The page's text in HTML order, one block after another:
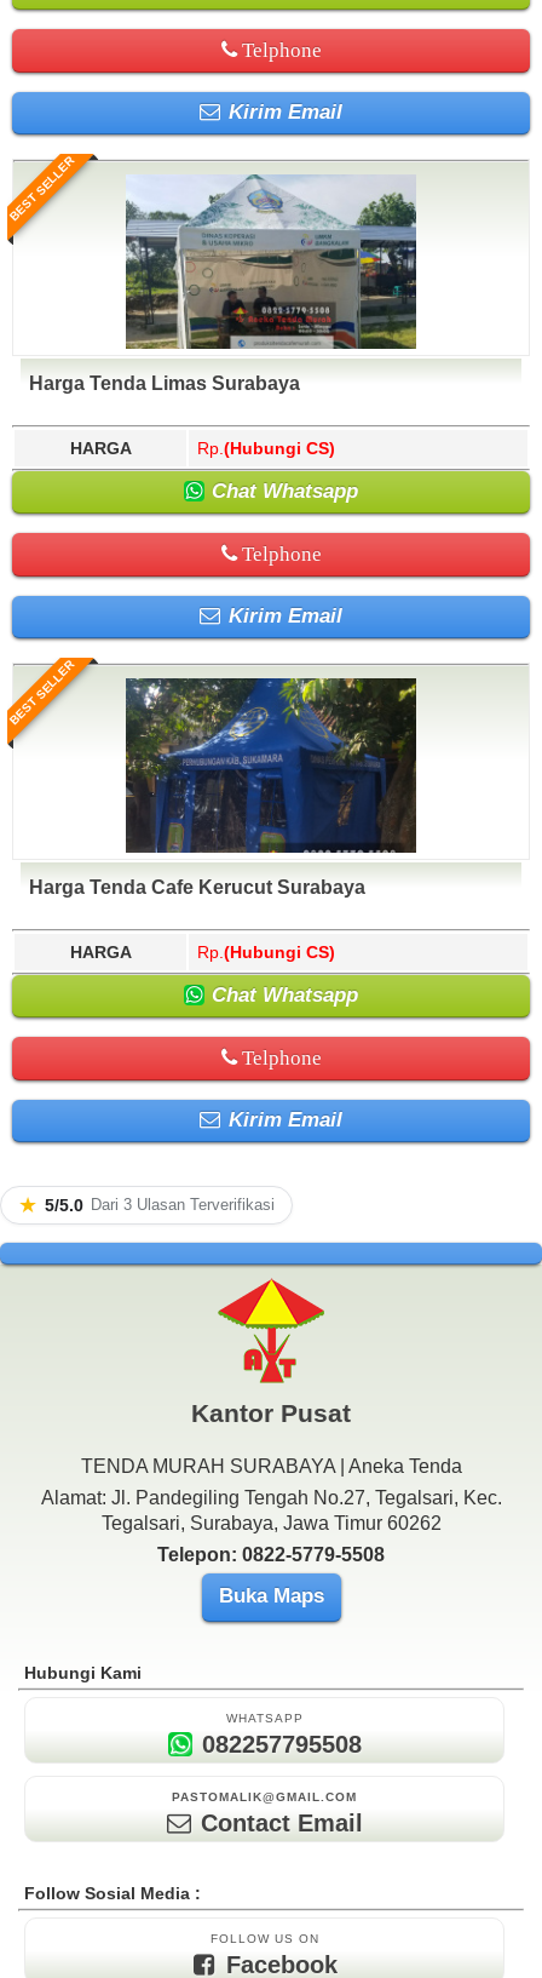
Telphone
Kirim Email
BEST SELLER
Harga Tenda Limas Surabaya
HARGA Rp. (Hubungi CS)
Chat Whatsapp
Telphone
Kirim Email
BEST SELLER
Harga Tenda Cafe Kerucut Surabaya
HARGA Rp. (Hubungi CS)
Chat Whatsapp
Telphone
Kirim Email
★ 5/5.0 Dari 3 Ulasan Terverifikasi
Kantor Pusat
TENDA MURAH SURABAYA | Aneka Tenda
Alamat: Jl. Pandegiling Tengah No.27, Tegalsari, Kec.
Tegalsari, Surabaya, Jawa Timur 60262
Telepon: 0822-5779-5508
Buka Maps
Hubungi Kami
WHATSAPP
082257795508
PASTOMALIK@GMAIL.COM
Contact Email
Follow Sosial Media :
FOLLOW US ON
Facebook